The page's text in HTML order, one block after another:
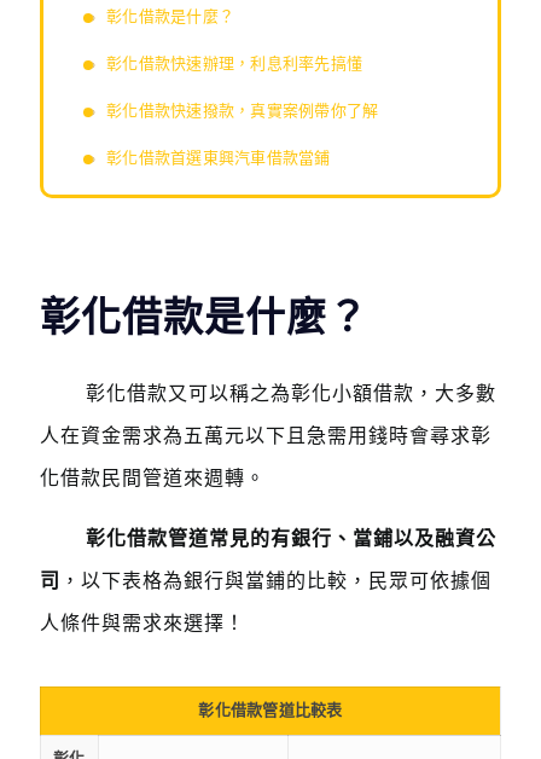
彰化借款是什麼？
彰化借款快速辦理，利息利率先搞懂
彰化借款快速撥款，真實案例帶你了解
彰化借款首選東興汽車借款當鋪
彰化借款是什麼？
彰化借款又可以稱之為彰化小額借款，大多數
人在資金需求為五萬元以下且急需用錢時會尋求彰
化借款民間管道來週轉。
彰化借款管道常見的有銀行、當鋪以及融資公
司 ，以下表格為銀行與當鋪的比較，民眾可依據個
人條件與需求來選擇！
彰化借款管道比較表